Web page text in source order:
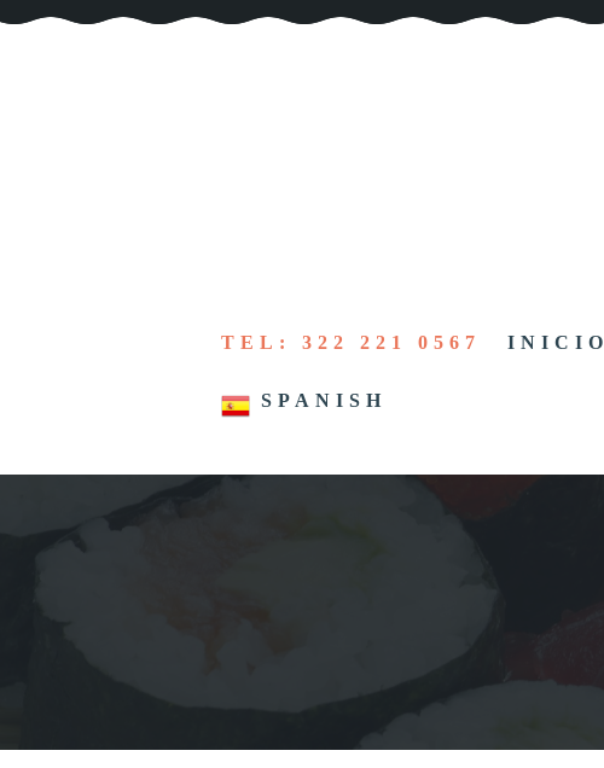
TEL: 322 221 0567 INICIO
SPANISH